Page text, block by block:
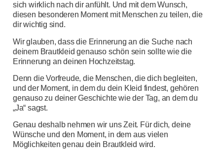
sich wirklich nach dir anfühlt. Und mit dem Wunsch,
diesen besonderen Moment mit Menschen zu teilen, die
dir wichtig sind.
Wir glauben, dass die Erinnerung an die Suche nach
deinem Brautkleid genauso schön sein sollte wie die
Erinnerung an deinen Hochzeitstag.
Denn die Vorfreude, die Menschen, die dich begleiten,
und der Moment, in dem du dein Kleid findest, gehören
genauso zu deiner Geschichte wie der Tag, an dem du
„Ja“ sagst.
Genau deshalb nehmen wir uns Zeit. Für dich, deine
Wünsche und den Moment, in dem aus vielen
Möglichkeiten genau dein Brautkleid wird.